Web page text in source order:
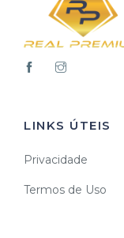
LINKS ÚTEIS
Privacidade
Termos de Uso